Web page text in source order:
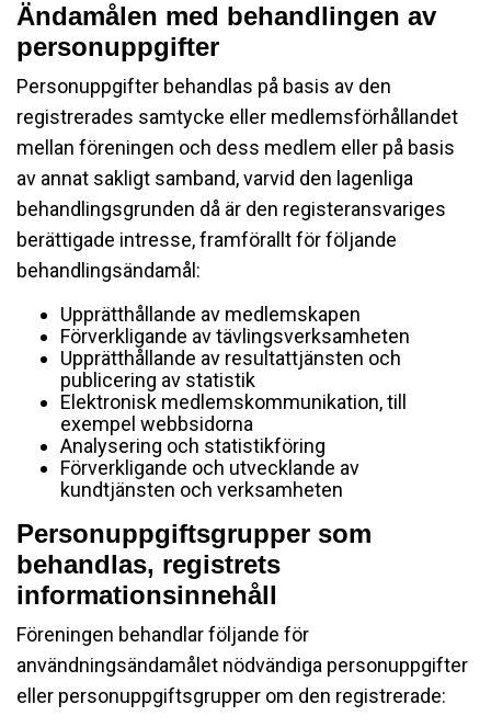
Ändamålen med behandlingen av
personuppgifter
Personuppgifter behandlas på basis av den
registrerades samtycke eller medlemsförhållandet
mellan föreningen och dess medlem eller på basis
av annat sakligt samband, varvid den lagenliga
behandlingsgrunden då är den registeransvariges
berättigade intresse, framförallt för följande
behandlingsändamål:
Upprätthållande av medlemskapen
Förverkligande av tävlingsverksamheten
Upprätthållande av resultattjänsten och
publicering av statistik
Elektronisk medlemskommunikation, till
exempel webbsidorna
Analysering och statistikföring
Förverkligande och utvecklande av
kundtjänsten och verksamheten
Personuppgiftsgrupper som
behandlas, registrets
informationsinnehåll
Föreningen behandlar följande för
användningsändamålet nödvändiga personuppgifter
eller personuppgiftsgrupper om den registrerade: